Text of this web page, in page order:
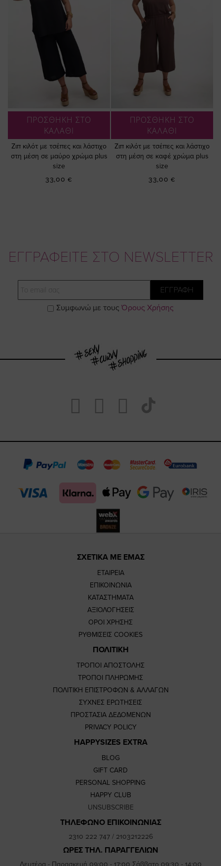
ΠΡΟΣΘΗΚΗ ΣΤΟ
ΚΑΛΑΘΙ
Ζιπ κιλότ με τσέπες και λάστιχο
στη μέση σε μαύρο χρώμα plus
size
33,00 €
ΠΡΟΣΘΗΚΗ ΣΤΟ
ΚΑΛΑΘΙ
Ζιπ κιλότ με τσέπες και λάστιχο
στη μέση σε καφέ χρώμα plus
size
33,00 €
ΕΓΓΡΑΦΕΙΤΕ ΣΤΟ NEWSLETTER
ΕΓΓΡΑΦΗ
Συμφωνώ με τους Όρους Χρήσης
Visit
https://
page
Visit
https://
page
Visit
https://
page
our
TikTok
page
ΣΧΕΤΙΚΑ ΜΕ ΕΜΑΣ
ΕΤΑΙΡΕΙΑ
ΕΠΙΚΟΙΝΩΝΙΑ
ΚΑΤΑΣΤΗΜΑΤΑ
ΑΞΙΟΛΟΓΗΣΕΙΣ
ΟΡΟΙ ΧΡΗΣΗΣ
ΡΥΘΜΙΣΕΙΣ COOKIES
ΠΟΛΙΤΙΚΗ
ΤΡΟΠΟΙ ΑΠΟΣΤΟΛΗΣ
ΤΡΟΠΟΙ ΠΛΗΡΩΜΗΣ
ΠΟΛΙΤΙΚΗ ΕΠΙΣΤΡΟΦΩΝ & ΑΛΛΑΓΩΝ
ΣΥΧΝΕΣ ΕΡΩΤΗΣΕΙΣ
ΠΡΟΣΤΑΣΙΑ ΔΕΔΟΜΕΝΩΝ
PRIVACY POLICY
HAPPYSIZES EXTRA
BLOG
GIFT CARD
PERSONAL SHOPPING
HAPPY CLUB
UNSUBSCRIBE
ΤΗΛΕΦΩΝΟ ΕΠΙΚΟΙΝΩΝΙΑΣ
2310 222 747/ 2103212226
ΩΡΕΣ ΤΗΛ. ΠΑΡΑΓΓΕΛΙΩΝ
Δευτέρα - Παρασκευή 09:00 - 17:00 Σάββατο 09:30 - 14:00